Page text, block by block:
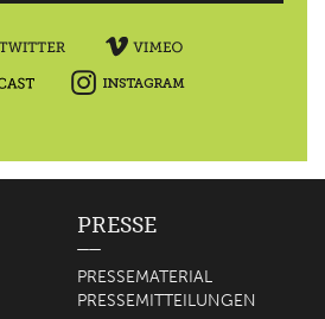
PRESSE
PRESSEMATERIAL
PRESSEMITTEILUNGEN